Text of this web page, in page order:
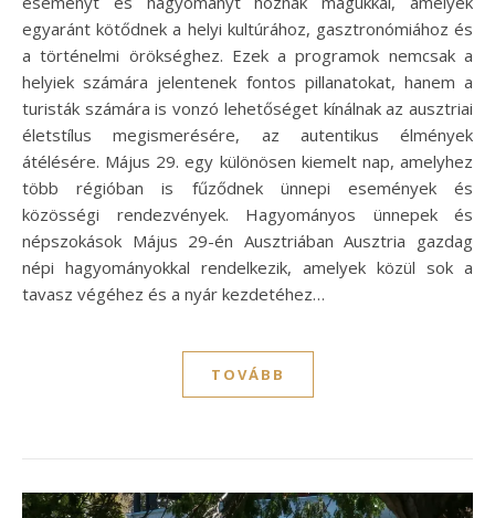
egyaránt kötődnek a helyi kultúrához, gasztronómiához és
a történelmi örökséghez. Ezek a programok nemcsak a
helyiek számára jelentenek fontos pillanatokat, hanem a
turisták számára is vonzó lehetőséget kínálnak az ausztriai
életstílus megismerésére, az autentikus élmények
átélésére. Május 29. egy különösen kiemelt nap, amelyhez
több régióban is fűződnek ünnepi események és
közösségi rendezvények. Hagyományos ünnepek és
népszokások Május 29-én Ausztriában Ausztria gazdag
népi hagyományokkal rendelkezik, amelyek közül sok a
tavasz végéhez és a nyár kezdetéhez…
TOVÁBB